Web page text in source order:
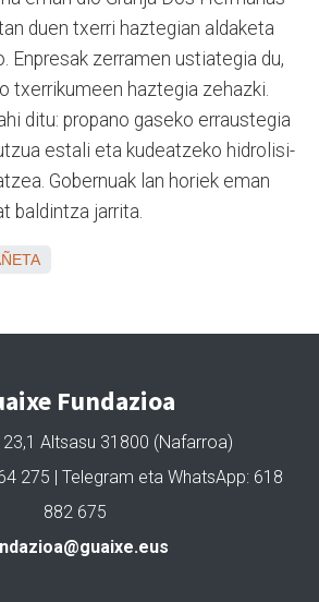
duen txerri haztegian aldaketa
Enpresak zerramen ustiategia du,
txerrikumeen haztegia zehazki.
ditu: propano gaseko erraustegia
estali eta kudeatzeko hidrolisi-
Gobernuak lan horiek eman
baldintza jarrita.
Fundazioa
Altsasu 31800 (Nafarroa)
275 | Telegram eta WhatsApp: 618
882 675